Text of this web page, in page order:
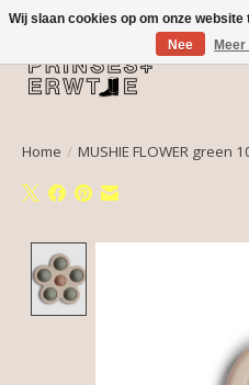
Home / MUSHIE FLOWER green
Wij slaan cookies op om onze
Nee